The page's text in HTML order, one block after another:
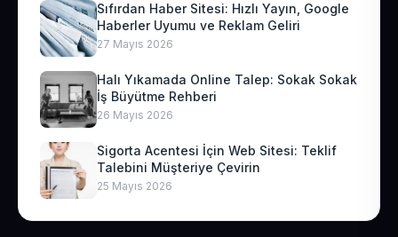
Sıfırdan Haber Sitesi: Hızlı Yayın, Google
Haberler Uyumu ve Reklam Geliri
27 Mayıs 2026
Halı Yıkamada Online Talep: Sokak Sokak
İş Büyütme Rehberi
26 Mayıs 2026
Sigorta Acentesi İçin Web Sitesi: Teklif
Talebini Müşteriye Çevirin
25 Mayıs 2026